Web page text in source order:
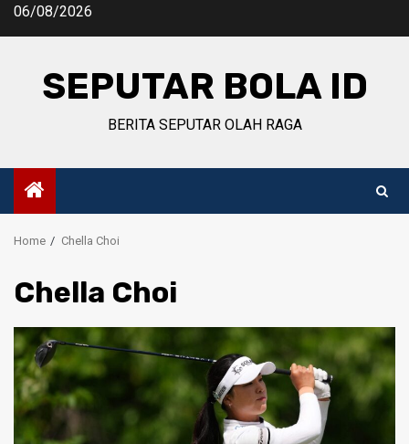
Skip06/08/2026
SEPUTAR BOLA ID
BERITA SEPUTAR OLAH RAGA
Home Chella Choi
Chella Choi